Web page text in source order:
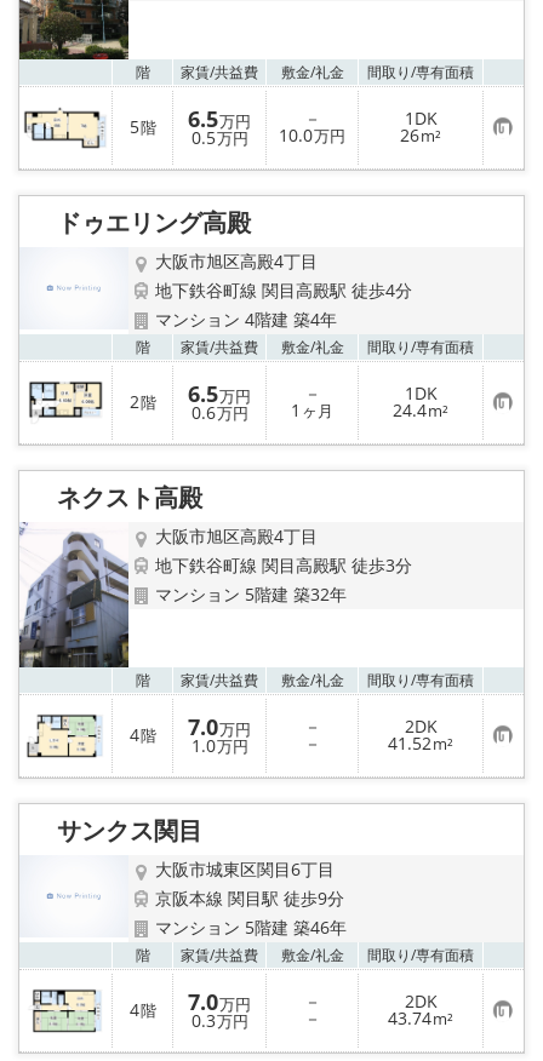
階 家賃/共益費 敷金/礼金 間取り/専有面積
5階 6.5万円
0.5万円
－
10.0万円
1DK
26m² お
気
に
り
ドゥエリング高殿
大阪市旭区高殿4丁目
地下鉄谷町線 関目高殿駅 徒歩4分
マンション 4階建 築4年
階 家賃/共益費 敷金/礼金 間取り/専有面積
2階 6.5万円
0.6万円
－
1 ヶ月
1DK
24.4m² お
気
に
り
ネクスト高殿
大阪市旭区高殿4丁目
地下鉄谷町線 関目高殿駅 徒歩3分
マンション 5階建 築32年
階 家賃/共益費 敷金/礼金 間取り/専有面積
4階 7.0万円
1.0万円
－
－
2DK
41.52m² お
気
に
り
サンクス関目
大阪市城東区関目6丁目
京阪本線 関目駅 徒歩9分
マンション 5階建 築46年
階 家賃/共益費 敷金/礼金 間取り/専有面積
4階 7.0万円
0.3万円
－
－
2DK
43.74m² お
気
に